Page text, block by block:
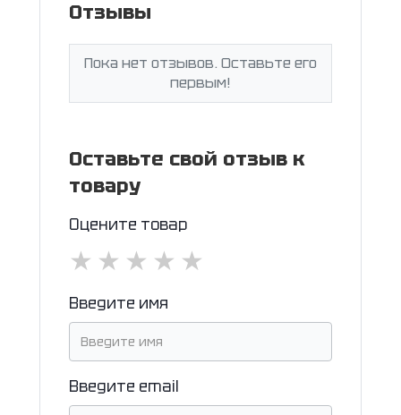
Отзывы
Пока нет отзывов. Оставьте его
первым!
Оставьте свой отзыв к
товару
Оцените товар
★
★
★
★
★
Введите имя
Введите email